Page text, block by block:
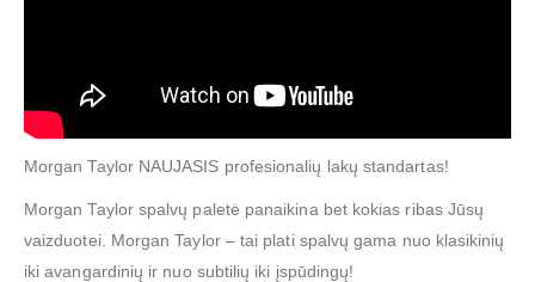
Morgan Taylor NAUJASIS profesionalių lakų standartas!
Morgan Taylor spalvų paletė panaikina bet kokias ribas Jūsų
vaizduotei. Morgan Taylor – tai plati spalvų gama nuo klasikinių
iki avangardinių ir nuo subtilių iki įspūdingų!